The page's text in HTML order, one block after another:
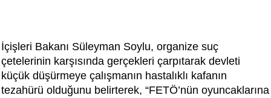
İçişleri Bakanı Süleyman Soylu, organize suç
çetelerinin karşısında gerçekleri çarpıtarak devleti
küçük düşürmeye çalışmanın hastalıklı kafanın
tezahürü olduğunu belirterek, “FETÖ’nün oyuncaklarına